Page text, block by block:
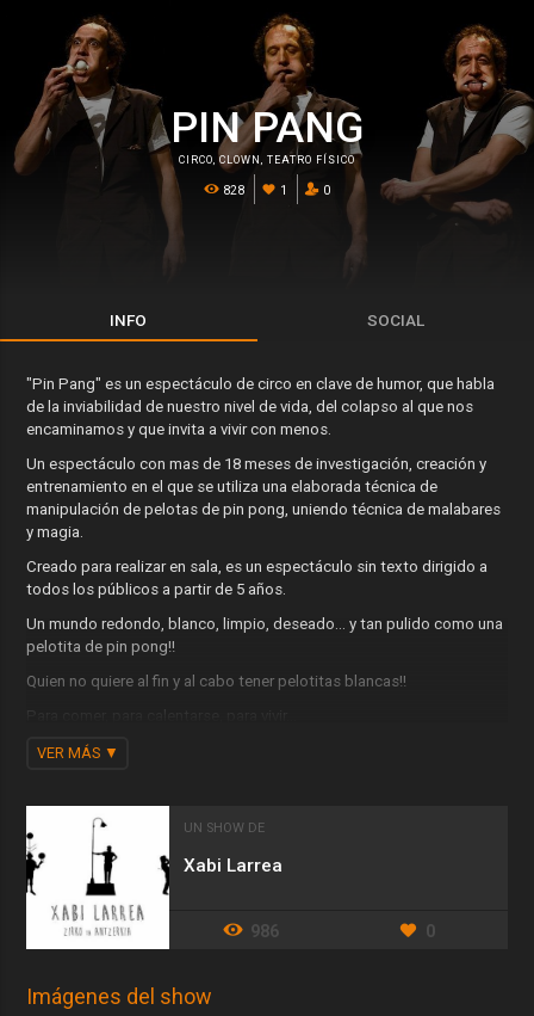
PIN PANG
CIRCO, CLOWN , TEATRO FÍSICO
828 1 0
INFO SOCIAL
"Pin Pang" es un espectáculo de circo en clave de humor, que habla
de la inviabilidad de nuestro nivel de vida, del colapso al que nos
encaminamos y que invita a vivir con menos.
Un espectáculo con mas de 18 meses de investigación, creación y
entrenamiento en el que se utiliza una elaborada técnica de
manipulación de pelotas de pin pong, uniendo técnica de malabares
y magia.
Creado para realizar en sala, es un espectáculo sin texto dirigido a
todos los públicos a partir de 5 años.
Un mundo redondo, blanco, limpio, deseado... y tan pulido como una
pelotita de pin pong!!
Quien no quiere al fin y al cabo tener pelotitas blancas!!
Producir, amasar y arrasar con mas y mas pelotitas, que aquí, como
"Premio al mejor espectáculo en el Festival de Clown y Circo de
Úbeda 2022"
VER MÁS
UN SHOW DE
Xabi Larrea
986 0
Imágenes del show